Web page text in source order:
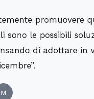
promuovere
sono le possibili
di adottare in
M